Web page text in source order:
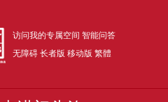
访问我的专属空间 智能问答
无障碍 长者版 移动版 繁體